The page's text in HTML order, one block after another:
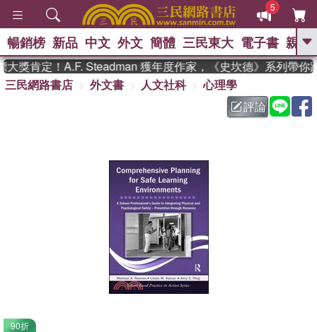
5
GO
熱搜： 東野圭吾 、 高希均教授回憶錄
父親節 、 如果歷
暑期推薦 、 國際布克
偉大的迷走神經
暢銷榜 新品 中文 外文 簡體 三民東大 電子書 親子
獎肯定！A.F. Steadman 獲年度作家，《史坎德》系列帶你踏
三民網路書店
外文書 人文社科
心理學
評論
90折